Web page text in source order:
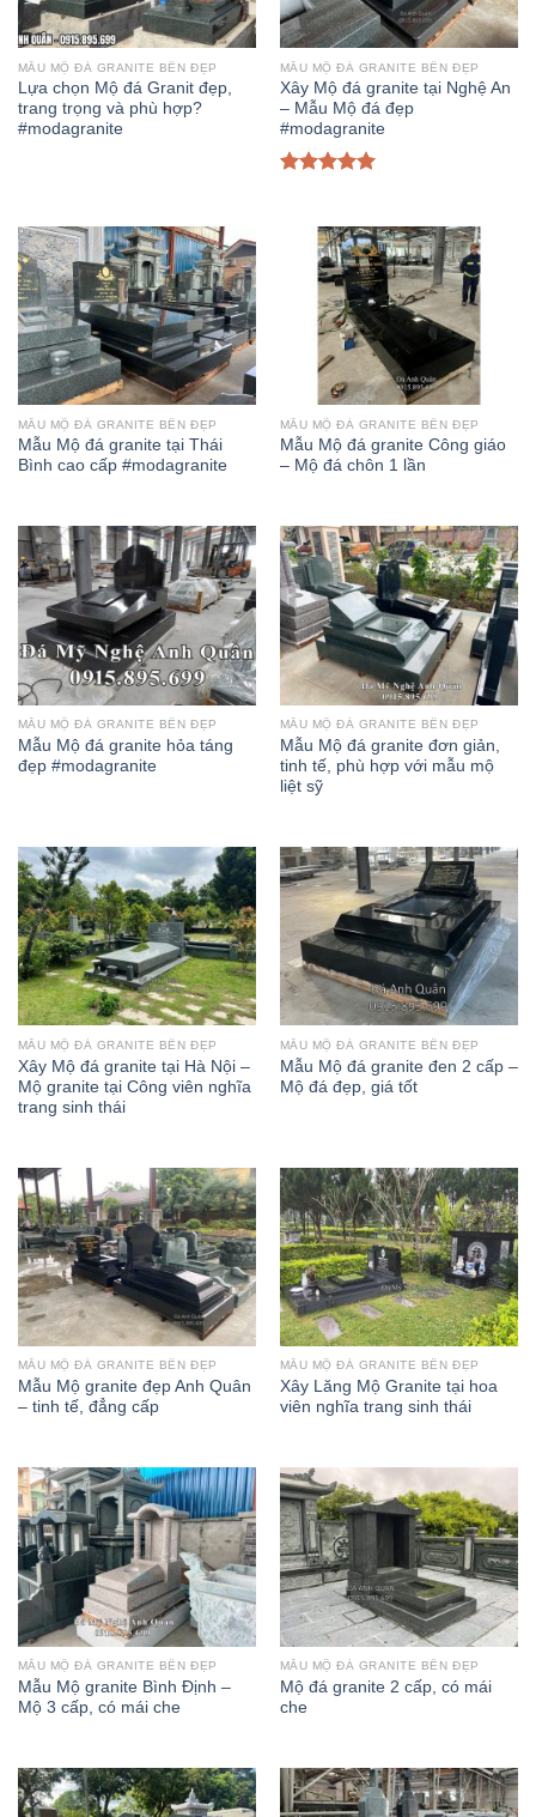
MẪU MỘ ĐÁ GRANITE BỀN ĐẸP
Lựa chọn Mộ đá Granit đẹp,
trang trọng và phù hợp?
#modagranite
MẪU MỘ ĐÁ GRANITE BỀN ĐẸP
Xây Mộ đá granite tại Nghệ An
– Mẫu Mộ đá đẹp
#modagranite
MẪU MỘ ĐÁ GRANITE BỀN ĐẸP
Mẫu Mộ đá granite tại Thái
Bình cao cấp #modagranite
MẪU MỘ ĐÁ GRANITE BỀN ĐẸP
Mẫu Mộ đá granite Công giáo
– Mộ đá chôn 1 lần
MẪU MỘ ĐÁ GRANITE BỀN ĐẸP
Mẫu Mộ đá granite hỏa táng
đẹp #modagranite
MẪU MỘ ĐÁ GRANITE BỀN ĐẸP
Mẫu Mộ đá granite đơn giản,
tinh tế, phù hợp với mẫu mộ
liệt sỹ
MẪU MỘ ĐÁ GRANITE BỀN ĐẸP
Xây Mộ đá granite tại Hà Nội –
Mộ granite tại Công viên nghĩa
trang sinh thái
MẪU MỘ ĐÁ GRANITE BỀN ĐẸP
Mẫu Mộ đá granite đen 2 cấp –
Mộ đá đẹp, giá tốt
MẪU MỘ ĐÁ GRANITE BỀN ĐẸP
Mẫu Mộ granite đẹp Anh Quân
– tinh tế, đẳng cấp
MẪU MỘ ĐÁ GRANITE BỀN ĐẸP
Xây Lăng Mộ Granite tại hoa
viên nghĩa trang sinh thái
MẪU MỘ ĐÁ GRANITE BỀN ĐẸP
Mẫu Mộ granite Bình Định –
Mộ 3 cấp, có mái che
MẪU MỘ ĐÁ GRANITE BỀN ĐẸP
Mộ đá granite 2 cấp, có mái
che